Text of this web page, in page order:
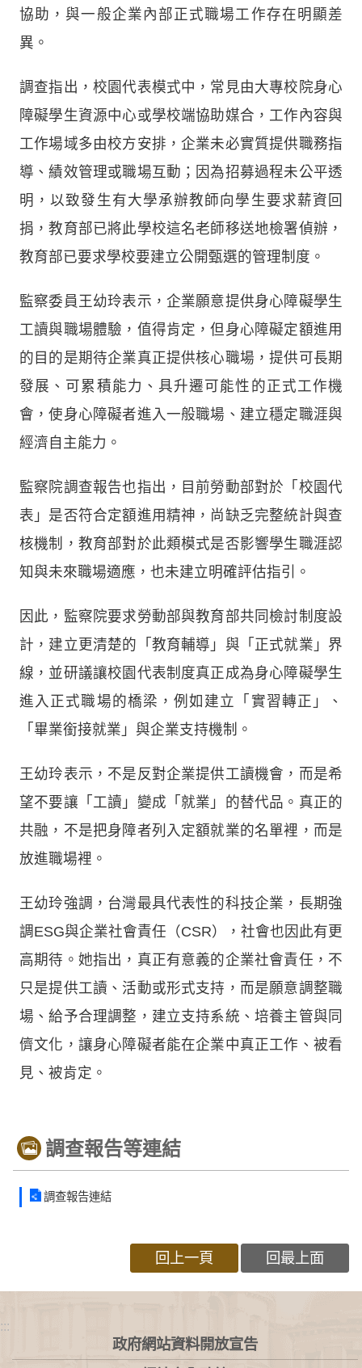
協助，與一般企業內部正式職場工作存在明顯差
異。
調查指出，校園代表模式中，常見由大專校院身心
障礙學生資源中心或學校端協助媒合，工作內容與
工作場域多由校方安排，企業未必實質提供職務指
導、績效管理或職場互動；因為招募過程未公平透
明，以致發生有大學承辦教師向學生要求薪資回
捐，教育部已將此學校這名老師移送地檢署偵辦，
教育部已要求學校要建立公開甄選的管理制度。
監察委員王幼玲表示，企業願意提供身心障礙學生
工讀與職場體驗，值得肯定，但身心障礙定額進用
的目的是期待企業真正提供核心職場，提供可長期
發展、可累積能力、具升遷可能性的正式工作機
會，使身心障礙者進入一般職場、建立穩定職涯與
經濟自主能力。
監察院調查報告也指出，目前勞動部對於「校園代
表」是否符合定額進用精神，尚缺乏完整統計與查
核機制，教育部對於此類模式是否影響學生職涯認
知與未來職場適應，也未建立明確評估指引。
因此，監察院要求勞動部與教育部共同檢討制度設
計，建立更清楚的「教育輔導」與「正式就業」界
線，並研議讓校園代表制度真正成為身心障礙學生
進入正式職場的橋梁，例如建立「實習轉正」、
「畢業銜接就業」與企業支持機制。
王幼玲表示，不是反對企業提供工讀機會，而是希
望不要讓「工讀」變成「就業」的替代品。真正的
共融，不是把身障者列入定額就業的名單裡，而是
放進職場裡。
王幼玲強調，台灣最具代表性的科技企業，長期強
調ESG與企業社會責任（CSR），社會也因此有更
高期待。她指出，真正有意義的企業社會責任，不
只是提供工讀、活動或形式支持，而是願意調整職
場、給予合理調整，建立支持系統、培養主管與同
儕文化，讓身心障礙者能在企業中真正工作、被看
見、被肯定。
調查報告等連結
調查報告連結
回上一頁 回最上面
:::
政府網站資料開放宣告